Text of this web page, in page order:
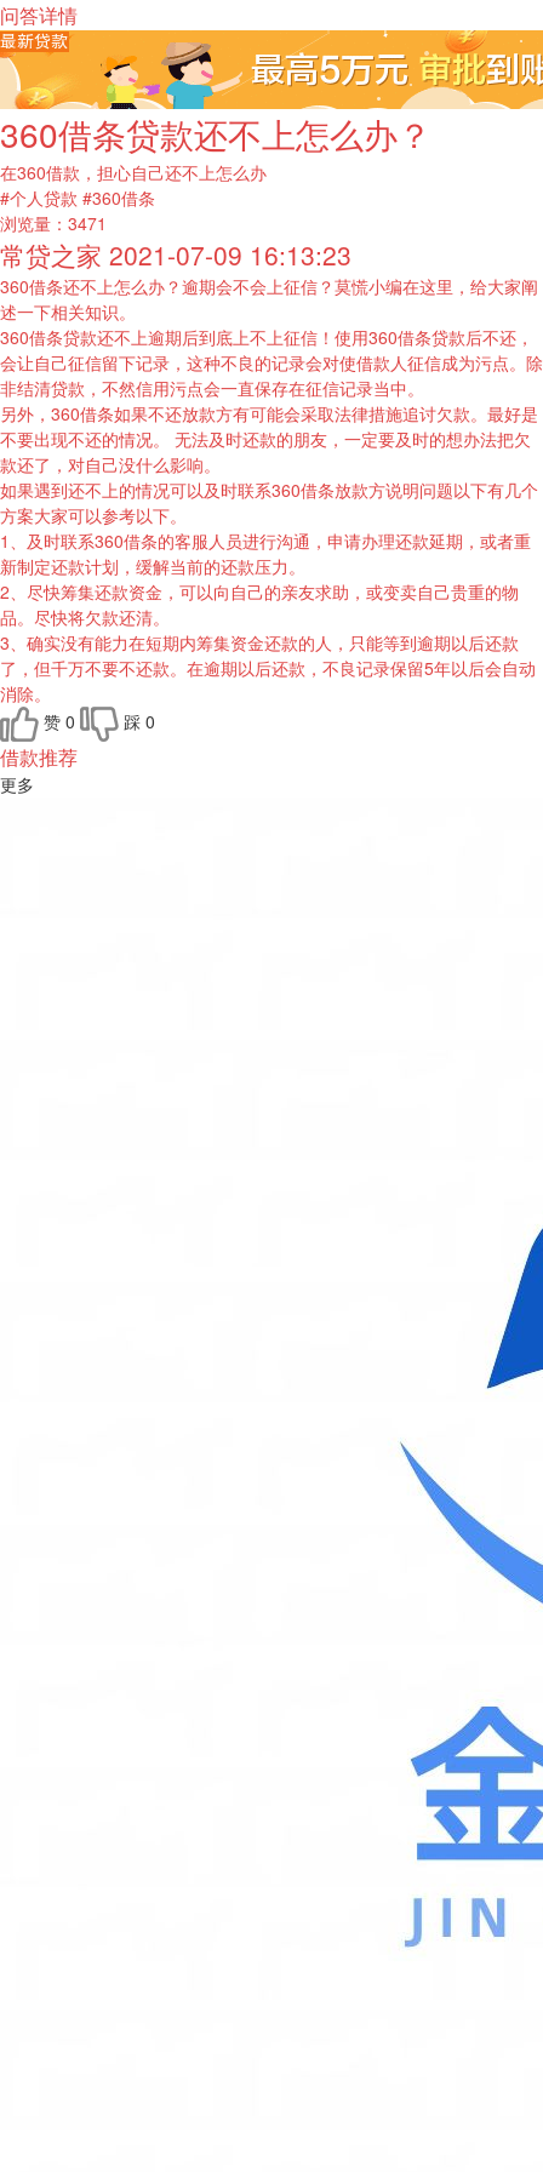
问答详情
360借条贷款还不上怎么办？
在360借款，担心自己还不上怎么办
#个人贷款 #360借条
浏览量： 3471
常贷之家 2021-07-09 16:13:23
360借条还不上怎么办？逾期会不会上征信？莫慌小编在这里，给大家阐
述一下相关知识。
360借条贷款还不上逾期后到底上不上征信！使用360借条贷款后不还，
会让自己征信留下记录，这种不良的记录会对使借款人征信成为污点。除
非结清贷款，不然信用污点会一直保存在征信记录当中。
另外，360借条如果不还放款方有可能会采取法律措施追讨欠款。最好是
不要出现不还的情况。 无法及时还款的朋友，一定要及时的想办法把欠
款还了，对自己没什么影响。
如果遇到还不上的情况可以及时联系360借条放款方说明问题以下有几个
方案大家可以参考以下。
1、及时联系360借条的客服人员进行沟通，申请办理还款延期，或者重
新制定还款计划，缓解当前的还款压力。
2、尽快筹集还款资金，可以向自己的亲友求助，或变卖自己贵重的物
品。尽快将欠款还清。
3、确实没有能力在短期内筹集资金还款的人，只能等到逾期以后还款
了，但千万不要不还款。在逾期以后还款，不良记录保留5年以后会自动
消除。
赞 0 踩 0
借款推荐
更多